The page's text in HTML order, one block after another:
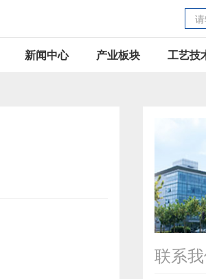
新闻中心 产业板块 工艺技
联系